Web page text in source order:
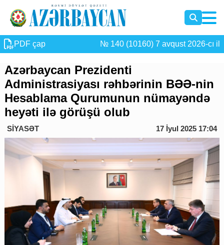
PDF çap № 140 (10160) 7 avqust 2026-cı il
Azərbaycan Prezidenti
Administrasiyası rəhbərinin BƏƏ-nin
Hesablama Qurumunun nümayəndə
heyəti ilə görüşü olub
SİYASƏT 17 İyul 2025 17:04